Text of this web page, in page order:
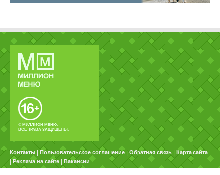
© МИЛЛИОН МЕНЮ.
ВСЕ ПРАВА ЗАЩИЩЕНЫ.
Контакты Пользовательское соглашение Обратная связь Карта сайта
|Реклама на сайте Вакансии